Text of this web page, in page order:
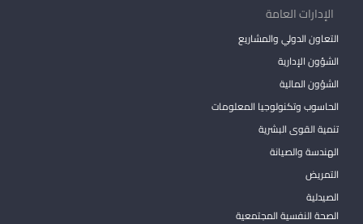
الإدارات العامة
التعاون الدولي والمشاريع
الشؤون الإدارية
الشؤون المالية
الحاسوب وتكنولوجيا المعلومات
تنمية القوى البشرية
الهندسة والصيانة
التمريض
الصيدلية
الصحة النفسية المجتمعية